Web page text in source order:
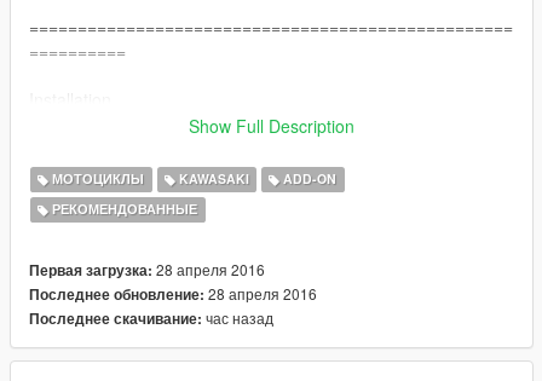
==================================================
==========
instructions.
If you cannot open .oiv archive, right click on it, go to "Open
with..." and select OpenIV program.
or
Go to menu Tools > Package Installer in OpenIV, open
Show Full Description
МОТОЦИКЛЫ KAWASAKI
ADD-ON
РЕКОМЕНДОВАННЫЕ
Первая загрузка: 28 апреля 2016
Последнее обновление: 28 апреля 2016
Последнее скачивание: час назад